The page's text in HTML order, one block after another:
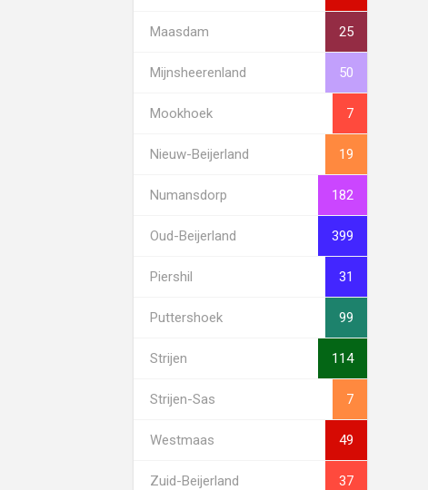
Maasdam 25
Mijnsheerenland 50
Mookhoek 7
Nieuw-Beijerland 19
Numansdorp 182
Oud-Beijerland 399
Piershil 31
Puttershoek 99
Strijen 114
Strijen-Sas 7
Westmaas 49
Zuid-Beijerland 37